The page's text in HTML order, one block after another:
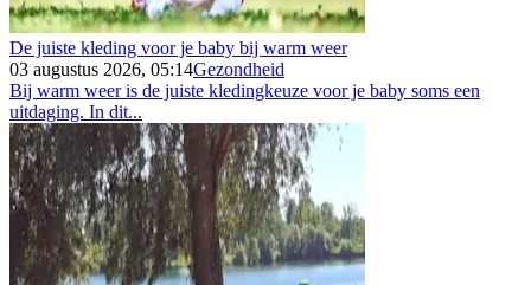
De juiste kleding voor je baby bij warm weer
03 augustus 2026, 05:14Gezondheid
Bij warm weer is de juiste kledingkeuze voor je baby soms een
uitdaging. In dit...